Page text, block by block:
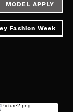
MODEL APPLY
Fashion Week